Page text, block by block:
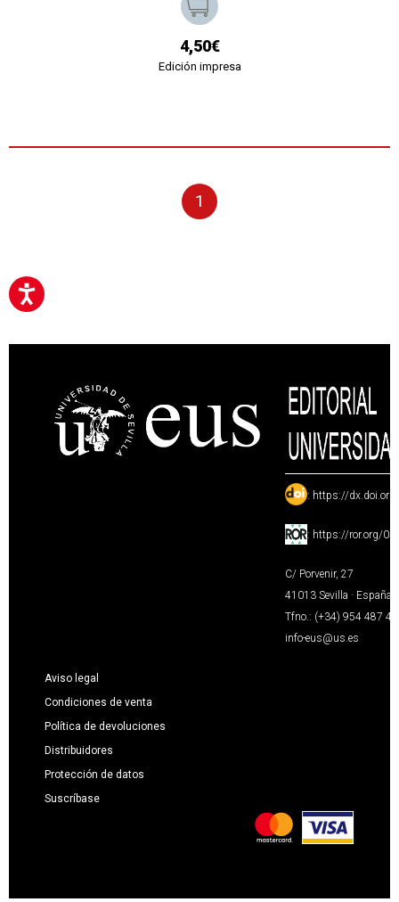
4,50€
Edición impresa
1
: https://
: https://ror.org/
C/ Porvenir, 27
41013 Sevilla · España
Tfno.: (+34) 954 487
info-eus@us.es
Aviso legal
Condiciones de venta
Política de devoluciones
Distribuidores
Protección de datos
Suscríbase